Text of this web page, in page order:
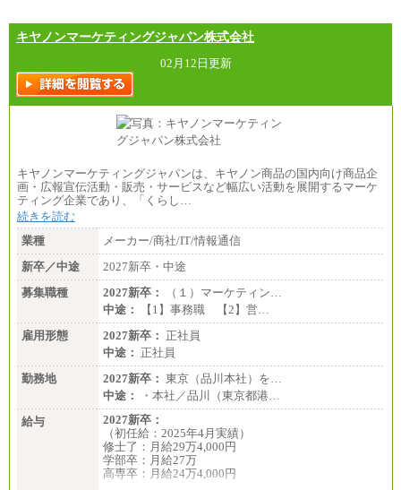
県、福島県、山形県
・月給には一律地域手当を含んだ金額を表示
（一律地域手当：※1…36,000円、※2…33,000円、
※3…28,000円、※4…25,000円、※5…23,000円）
・試用期間中も給与変更なし
●基幹職（地域限定社員）
・大学・院卒／月給185,000 円～219,000 円 ※勤務地
により異なる。
〈大阪・兵庫〉209,000 円
〈愛知〉194,500 円 〈福岡〉1
85,000 円
地により異なる。
〈東京・神奈川〉210,000 円
〈大阪・兵庫〉200,000 円
〈愛知〉194,500 円 〈福
岡〉185,000円
※基本給のみ（地域手当なし）
※試用期間中も給与変更なし
中途：
【阪急交通社】
◆正社員/総合職
月給250,000円～(※1)、247,000円～(※2)、242,000円
～(※3)、239,000円～(※4)、237,000円～（※5）
・月給は一律地域手当を含んだ金額を表示
（※1…36,000円、※2…33,000円、※3…28,000円、
※4…25,000円、※5…23,000円）
・試用期間中も給与変更なし
◆正社員/基幹職
キヤノンマーケティングジャパン株式会社
02月12日更新
キヤノンマーケティングジャパンは、キヤノン商品の国内向け商品企
画・広報宣伝活動・販売・サービスなど幅広い活動を展開するマーケ
ティング企業であり、「くらし…
続きを読む
業種
メーカー/商社/IT/情報通信
新卒／中途
2027新卒・中途
募集職種
2027新卒：
（１）マーケティン…
中途：
【1】事務職 【2】営…
雇用形態
2027新卒： 正社員
中途： 正社員
勤務地
2027新卒： 東京（品川本社）を…
中途：
・本社／品川（東京都港…
給与
2027新卒：
（初任給：2025年4月実績）
修士了：月給29万4,000円
学部卒：月給27万
高専卒：月給24万4,000円